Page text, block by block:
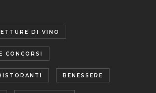
DI VINO
CONCORSI
BENESSERE